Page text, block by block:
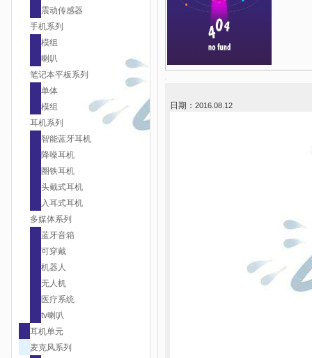
震动传感器
手机系列
模组
喇叭
笔记本平板系列
单体
模组
耳机系列
智能蓝牙耳机
降噪耳机
圈铁耳机
头戴式耳机
入耳式耳机
多媒体系列
蓝牙音箱
可穿戴
机器人
无人机
医疗系统
tv喇叭
耳机单元
麦克风系列
日期： 2016.08.12